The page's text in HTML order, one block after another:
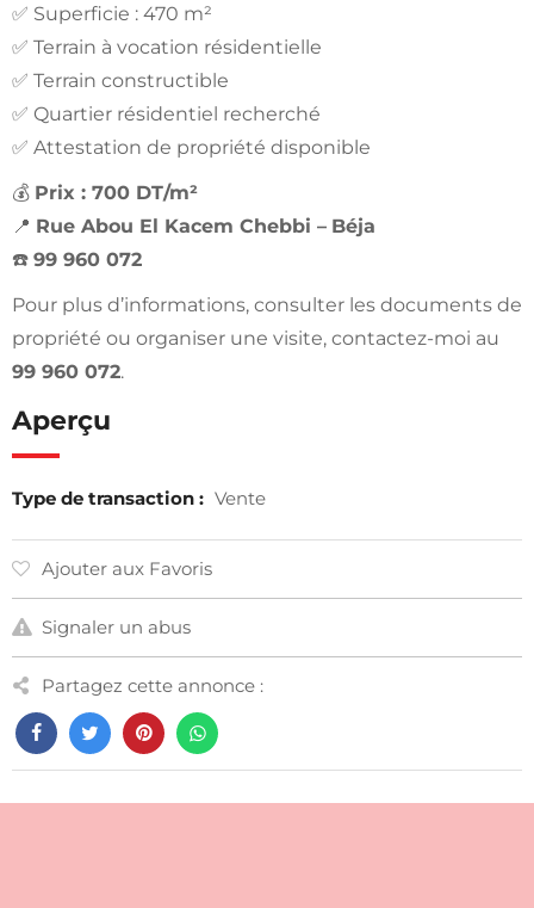
✅ Superficie : 470 m²
✅ Terrain à vocation résidentielle
✅ Terrain constructible
✅ Quartier résidentiel recherché
✅ Attestation de propriété disponible
💰 Prix : 700 DT/m²
📍 Rue Abou El Kacem Chebbi – Béja
☎️ 99 960 072
Pour plus d’informations, consulter les documents de
propriété ou organiser une visite, contactez-moi au
99 960 072.
Aperçu
Type de transaction : Vente
Ajouter aux Favoris
Signaler un abus
Partagez cette annonce :